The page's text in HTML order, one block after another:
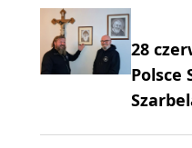
28
Polsce